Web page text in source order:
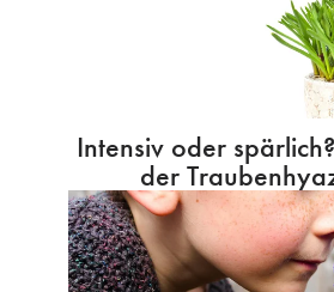
Intensiv oder
der